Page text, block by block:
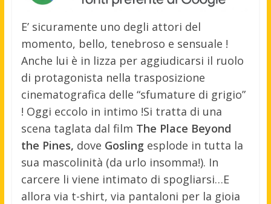
E’ sicuramente uno degli attori del
momento, bello, tenebroso e sensuale !
Anche lui è in lizza per aggiudicarsi il ruolo
di protagonista nella trasposizione
cinematografica delle “sfumature di grigio”
! Oggi eccolo in intimo !Si tratta di una
scena taglata dal film The Place Beyond
the Pines, dove Goslingesplode in tutta la
sua mascolinità (da urlo insomma!). In
carcere li viene intimato di spogliarsi…E
allora via t-shirt, via pantaloni per la gioia